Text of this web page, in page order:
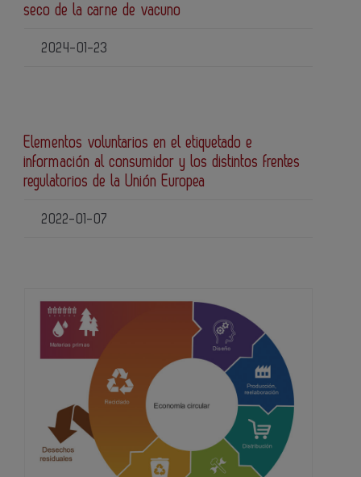
seco de la carne de vacuno
2024-01-23
Elementos voluntarios en el etiquetado e
información al consumidor y los distintos frentes
regulatorios de la Unión Europea
2022-01-07